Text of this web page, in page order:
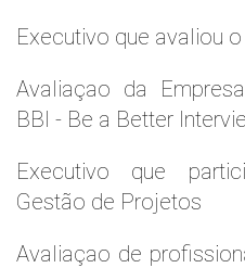
Executivo que avaliou
Avaliaçao da
BBI - Be a Better
Executivo que
Gestão de Projetos
Avaliaçao de